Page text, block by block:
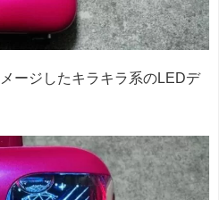
ージしたキラキラ系のLEDデ